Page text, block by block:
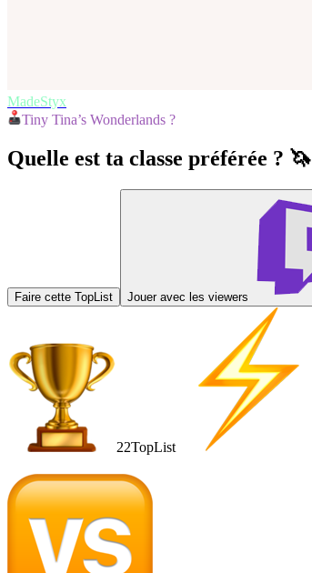
MadeStyx
Tiny Tina’s Wonderlands ?
Quelle est ta classe préférée ? 🦄
Faire cette TopList Jouer avec les viewers
22TopList